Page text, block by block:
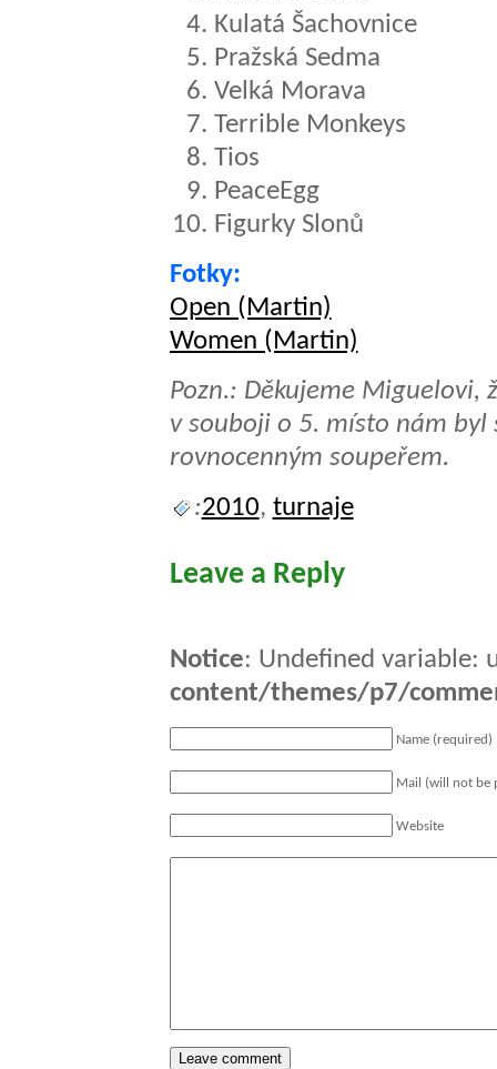
Kulatá Šachovnice
Pražská Sedma
Velká Morava
Terrible Monkeys
Tios
PeaceEgg
Figurky Slonů
Fotky:
Open (Martin)
Women (Martin)
Pozn.: Děkujeme Miguelovi,
v souboji o 5. místo nám byl
rovnocenným soupeřem.
:2010, turnaje
Leave a Reply
Notice: Undefined variable:
content/themes/p7/
Name (required)
Mail (will not be
Website